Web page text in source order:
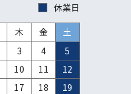
休業日
木 金
土
3 4
5
10 11
12
17 18
19